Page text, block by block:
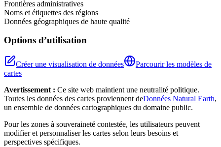
Frontières administratives
Noms et étiquettes des régions
Données géographiques de haute qualité
Options d’utilisation
Créer une visualisation de données
Parcourir les modèles de
cartes
Avertissement : Ce site web maintient une neutralité politique.
Toutes les données des cartes proviennent deDonnées Natural Earth,
un ensemble de données cartographiques du domaine public.
Pour les zones à souveraineté contestée, les utilisateurs peuvent
modifier et personnaliser les cartes selon leurs besoins et
perspectives spécifiques.